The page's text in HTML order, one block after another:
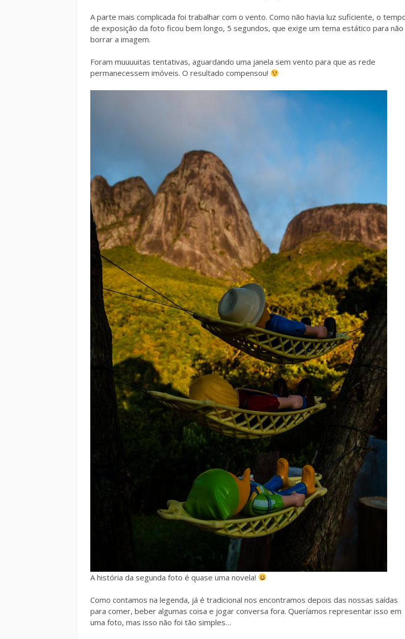
A parte mais complicada foi trabalhar com o vento. Como não havia luz suficiente, o
de exposição da foto ficou bem longo, 5 segundos, que exige um tema estático para não
borrar a imagem.
Foram muuuuitas tentativas, aguardando uma janela sem vento para que as rede
permanecessem imóveis. O resultado compensou!
A história da segunda foto é quase uma novela!
Como contamos na legenda, já é tradicional nos encontramos depois das nossas saídas
para comer, beber algumas coisa e jogar conversa fora. Queríamos representar isso em
uma foto, mas isso não foi tão simples…